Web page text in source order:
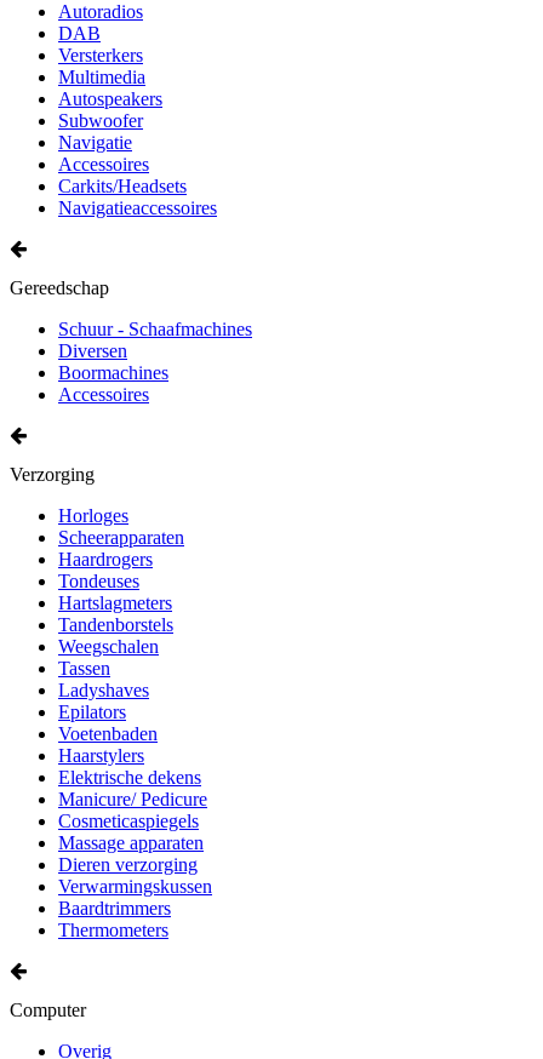
Autoradios
DAB
Versterkers
Multimedia
Autospeakers
Subwoofer
Navigatie
Accessoires
Carkits/Headsets
Navigatieaccessoires
Gereedschap
Schuur - Schaafmachines
Diversen
Boormachines
Accessoires
Verzorging
Horloges
Scheerapparaten
Haardrogers
Tondeuses
Hartslagmeters
Tandenborstels
Weegschalen
Tassen
Ladyshaves
Epilators
Voetenbaden
Haarstylers
Elektrische dekens
Manicure/ Pedicure
Cosmeticaspiegels
Massage apparaten
Dieren verzorging
Verwarmingskussen
Baardtrimmers
Thermometers
Computer
Overig